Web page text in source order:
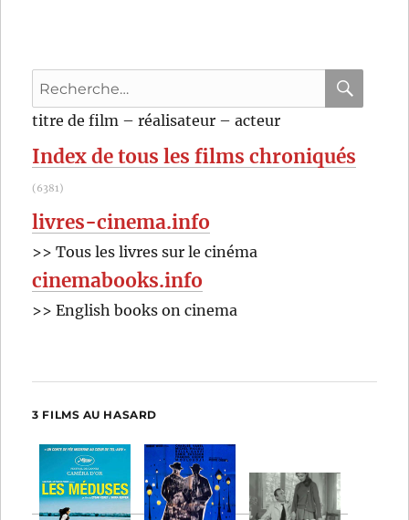
Boetticher
Recherche
pour
:
titre de film – réalisateur – acteur
Index de tous les films chroniqués
(6381)
livres-cinema.info
>> Tous les livres sur le cinéma
cinemabooks.info
>> English books on cinema
3 FILMS AU HASARD